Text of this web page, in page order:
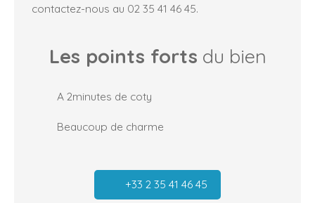
contactez-nous au 02 35 41 46 45.
Les points forts du bien
A 2minutes de coty
Beaucoup de charme
+33 2 35 41 46 45